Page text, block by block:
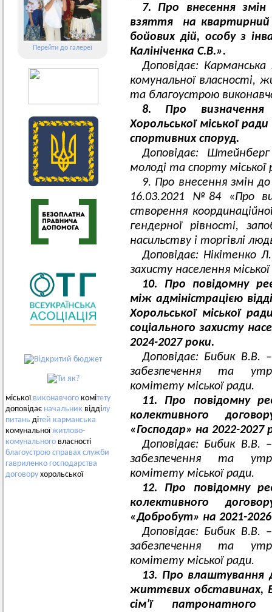
Перейти до галереї
міської виконавчого комітету
доповідає начальник відділу
питань дітей карманська
комунальноїжитлово-
комунального власності
благоустрою справах служби
гавриленко господарства
договору хорольської
7. Про внесення
взяття на квартирний
бойових дій, особу з
Калініченка С.В.».
Доповідає:
комунальної власності,
та благоустрою
8. Про визначення
Хорольської міської
спортивних споруд.
Доповідає:
молоді та спорту міської
9. Про внесення змін
16.03.2021 №84 «Про
створення
гендерної рівності,
насильству і торгівлі
Доповідає: Нікітенко
захисту населення
10. Про повідомну
між адміністрацією
Хорольської міської
соціального захисту
2024-2027 роки.
Доповідає: Бибик В.В.
забезпечення та
комітету міської ради.
11. Про повідомну
колективного
«Господар» на 2022-2027
Доповідає: Бибик В.В.
забезпечення та
комітету міської ради.
12. Про повідомну
колективного
«Добробут» на 2021-
Доповідає: Бибик В.В.
забезпечення та
комітету міської ради.
13. Про влаштування
життєвих обставинах,
сім’ї